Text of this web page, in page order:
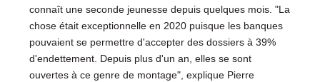
connaît une seconde jeunesse depuis quelques mois. "La
chose était exceptionnelle en 2020 puisque les banques
pouvaient se permettre d'accepter des dossiers à 39%
d'endettement. Depuis plus d'un an, elles se sont
ouvertes à ce genre de montage", explique Pierre